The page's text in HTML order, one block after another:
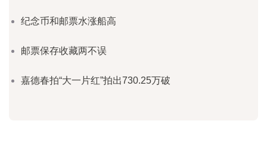
纪念币和邮票水涨船高
邮票保存收藏两不误
嘉德春拍“大一片红”拍出730.25万破